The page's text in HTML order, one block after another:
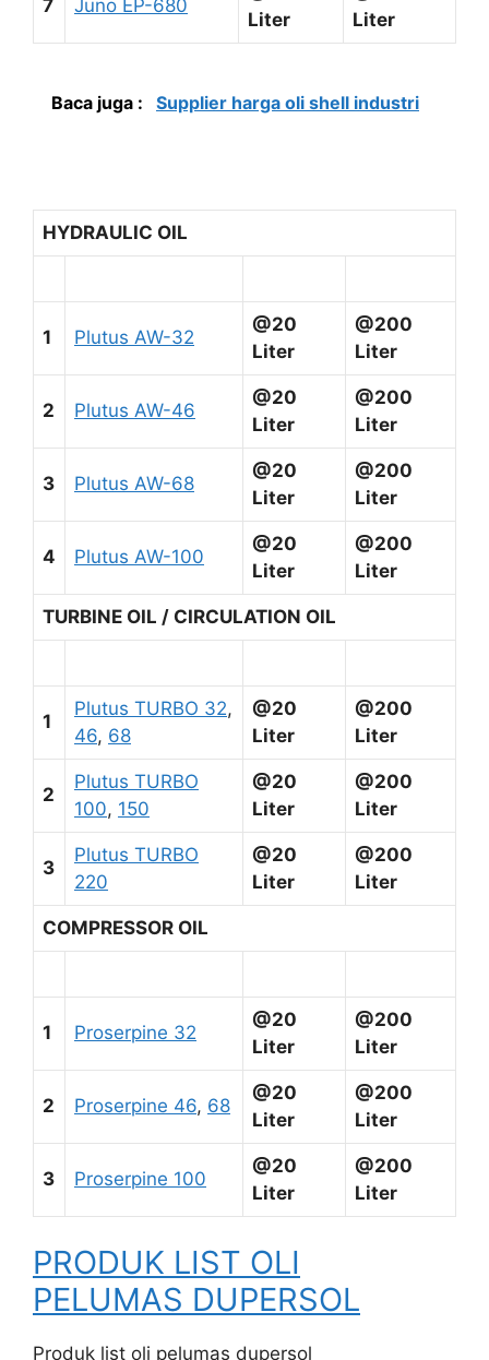
7 Juno EP-680
Liter
Liter
Baca juga : Supplier harga oli shell industri
HYDRAULIC OIL
1 Plutus AW-32
@20
Liter
@200
Liter
2 Plutus AW-46
@20
Liter
@200
Liter
3 Plutus AW-68
@20
Liter
@200
Liter
4 Plutus AW-100
@20
Liter
@200
Liter
TURBINE OIL / CIRCULATION OIL
1
Plutus TURBO 32,
46, 68
@20
Liter
@200
Liter
2
Plutus TURBO
100, 150
@20
Liter
@200
Liter
3
Plutus TURBO
220
@20
Liter
@200
Liter
COMPRESSOR OIL
1 Proserpine 32
@20
Liter
@200
Liter
2 Proserpine 46, 68
@20
Liter
@200
Liter
3 Proserpine 100
@20
Liter
@200
Liter
PRODUK LIST OLI
PELUMAS DUPERSOL
Produk list oli pelumas dupersol